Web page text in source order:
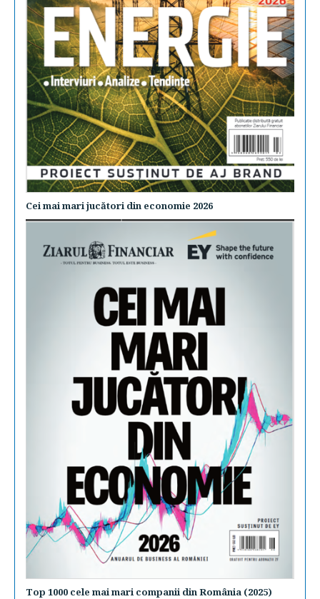
Cei mai mari jucători din economie 2026
Top 1000 cele mai mari companii din România (2025)